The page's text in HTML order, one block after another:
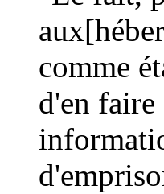
comme
d'en